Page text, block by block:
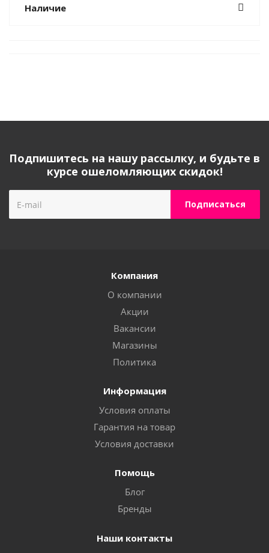
Наличие
Подпишитесь на нашу рассылку, и будьте в
курсе ошеломляющих скидок!
Компания
О компании
Акции
Вакансии
Магазины
Политика
Информация
Условия оплаты
Гарантия на товар
Условия доставки
Помощь
Блог
Бренды
Наши контакты